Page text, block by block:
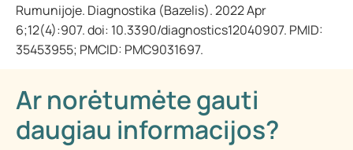
Rumunijoje. Diagnostika (Bazelis). 2022 Apr
6;12(4):907. doi: 10.3390/diagnostics12040907. PMID:
35453955; PMCID: PMC9031697.
Ar norėtumėte gauti
daugiau informacijos?